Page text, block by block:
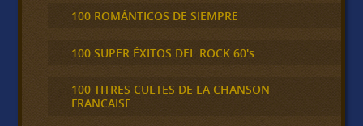
100 ROMÁNTICOS DE SIEMPRE
100 SUPER ÉXITOS DEL ROCK 60's
100 TITRES CULTES DE LA CHANSON
FRANCAISE